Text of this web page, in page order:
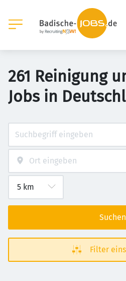
261 Reinigung
Jobs in
Suchen
Filter